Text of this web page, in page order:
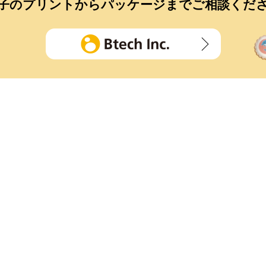
のプリントからパッケージまでご相談くだ